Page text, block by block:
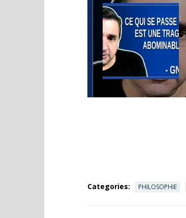
Categories: PHILOSOPHIE